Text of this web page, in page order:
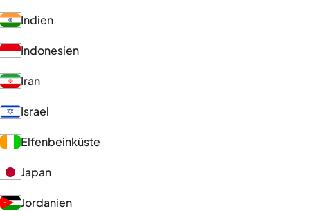
Indien
Indonesien
Iran
Israel
Elfenbeinküste
Japan
Jordanien